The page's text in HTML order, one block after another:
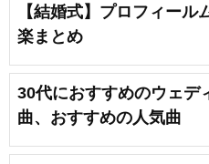
【結婚式】プロフィー
楽まとめ
30代におすすめのウェデ
曲、おすすめの人気曲